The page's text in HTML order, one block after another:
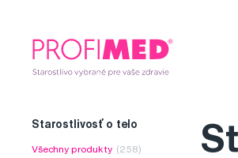
Starostlivosť o telo
Všechny produkty (258)